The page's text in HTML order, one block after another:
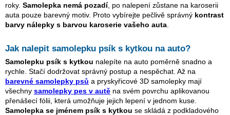
roky. Samolepka nemá pozadí, po nalepení zůstane na karoserii
auta pouze barevný motiv. Proto vybírejte pečlivě správný kontrast
barvy nálepky s barvou karoserie vašeho auta
Jak nalepit samolepku psík s kytkou na auto?
Samolepku psík s kytkou nalepíte na auto poměrně snadno a
rychle. Stačí dodržovat správný postup a nespěchat. Až na
barevné samolepky psů a pryskyřicové 3D samolepky mají
všechny samolepky pes v autě na svém povrchu aplikovanou
přenášecí fólii, která umožňuje jejich lepení v jednom kuse.
Samolepka se jménem psík s kytkou se skládá z podkladového